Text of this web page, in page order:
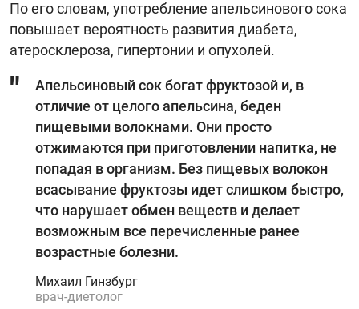
По его словам, употребление апельсинового сока
повышает вероятность развития диабета,
атеросклероза, гипертонии и опухолей.
Апельсиновый сок богат фруктозой и, в
отличие от целого апельсина, беден
пищевыми волокнами. Они просто
отжимаются при приготовлении напитка, не
попадая в организм. Без пищевых волокон
всасывание фруктозы идет слишком быстро,
что нарушает обмен веществ и делает
возможным все перечисленные ранее
возрастные болезни.
Михаил Гинзбург
врач-диетолог